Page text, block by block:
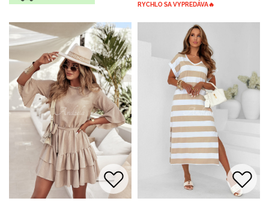
RYCHLO SA VYPREDÁVA🔥